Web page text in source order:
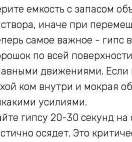
емкость с запасом
иначе при
самое важное - гипс
по всей
движениями. Если
ком внутри и мокрая
усилиями.
гипсу 20-30 секунд
осядет. Это